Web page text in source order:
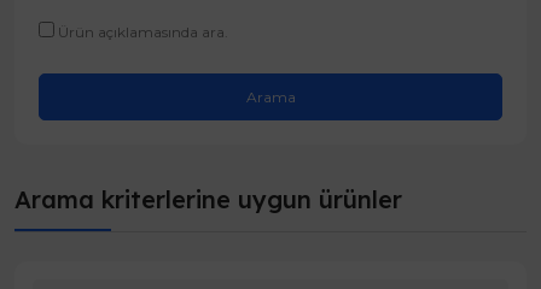
Ürün açıklamasında ara.
Arama kriterlerine uygun ürünler